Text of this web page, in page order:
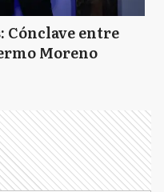
Cónclave entre
Moreno